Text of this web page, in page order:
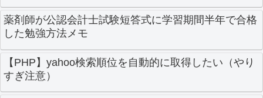
薬剤師が公認会計士試験短答式に学習期間半年で合格
した勉強方法メモ
【PHP】yahoo検索順位を自動的に取得したい（やり
すぎ注意）